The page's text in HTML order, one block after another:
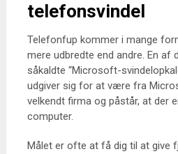
telefonsvindel
Telefonfup kommer i mange
mere udbredte end andre. En af
såkaldte “Microsoft-
udgiver sig for at være fra
velkendt firma og påstår, at der
computer.
Målet er ofte at få dig til at give